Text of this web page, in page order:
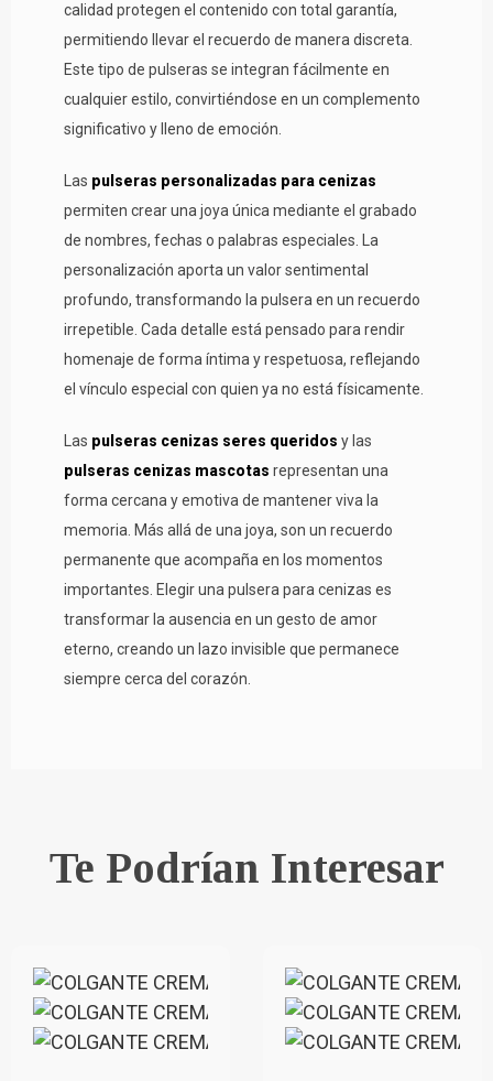
calidad protegen el contenido con total garantía,
permitiendo llevar el recuerdo de manera discreta.
Este tipo de pulseras se integran fácilmente en
cualquier estilo, convirtiéndose en un complemento
significativo y lleno de emoción.
Las pulseras personalizadas para cenizas
permiten crear una joya única mediante el grabado
de nombres, fechas o palabras especiales. La
personalización aporta un valor sentimental
profundo, transformando la pulsera en un recuerdo
irrepetible. Cada detalle está pensado para rendir
homenaje de forma íntima y respetuosa, reflejando
el vínculo especial con quien ya no está físicamente.
Las pulseras cenizas seres queridos y las
pulseras cenizas mascotas representan una
forma cercana y emotiva de mantener viva la
memoria. Más allá de una joya, son un recuerdo
permanente que acompaña en los momentos
importantes. Elegir una pulsera para cenizas es
transformar la ausencia en un gesto de amor
eterno, creando un lazo invisible que permanece
siempre cerca del corazón.
Te Podrían Interesar